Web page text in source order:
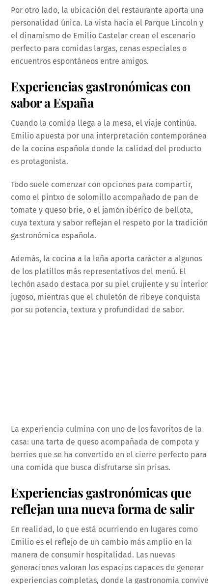
Por otro lado, la ubicación del restaurante aporta una
personalidad única. La vista hacia el Parque Lincoln y
el dinamismo de Emilio Castelar crean el escenario
perfecto para comidas largas, cenas especiales o
encuentros espontáneos entre amigos.
Experiencias gastronómicas con
sabor a España
Cuando la comida llega a la mesa, el viaje continúa.
Emilio apuesta por una interpretación contemporánea
de la cocina española donde la calidad del producto
es protagonista.
Todo suele comenzar con opciones para compartir,
como el pintxo de solomillo acompañado de pan de
tomate y queso brie, o el jamón ibérico de bellota,
cuya textura y sabor reflejan el respeto por la tradición
gastronómica española.
Además, la cocina a la leña aporta carácter a algunos
de los platillos más representativos del menú. El
lechón asado destaca por su piel crujiente y su interior
jugoso, mientras que el chuletón de ribeye conquista
por su potencia, textura y profundidad de sabor.
La experiencia culmina con uno de los favoritos de la
casa: una tarta de queso acompañada de compota y
berries que se ha convertido en el cierre perfecto para
una comida que busca disfrutarse sin prisas.
Experiencias gastronómicas que
reflejan una nueva forma de salir
En realidad, lo que está ocurriendo en lugares como
Emilio es el reflejo de un cambio más amplio en la
manera de consumir hospitalidad. Las nuevas
generaciones valoran los espacios capaces de generar
experiencias completas, donde la gastronomía convive